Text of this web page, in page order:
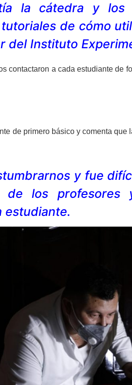
la cátedra y los
de cómo
del Instituto
contactaron a cada estudiante de
de primero básico y comenta
y fue
los profesores
estudiante.